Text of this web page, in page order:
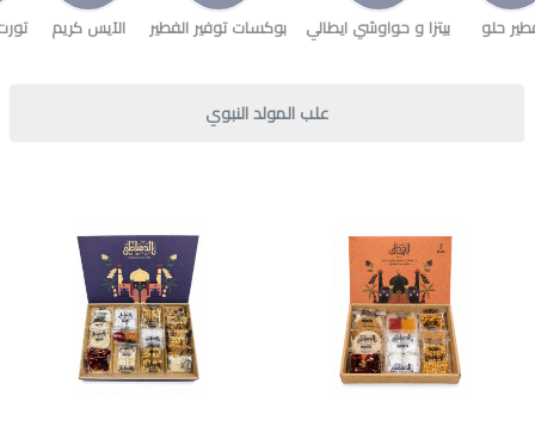
حلو بيتزا و حواوشي ايطالي بوكسات توفير الفطير الآيس كريم
علب المولد النبوي